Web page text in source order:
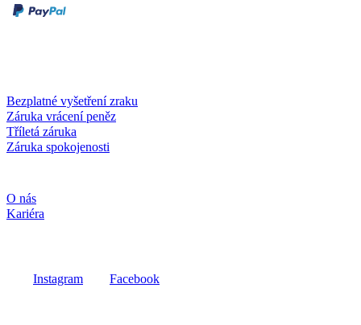
Bezplatné vyšetření zraku
Záruka vrácení peněz
Tříletá záruka
Záruka spokojenosti
O nás
Kariéra
Instagram Facebook